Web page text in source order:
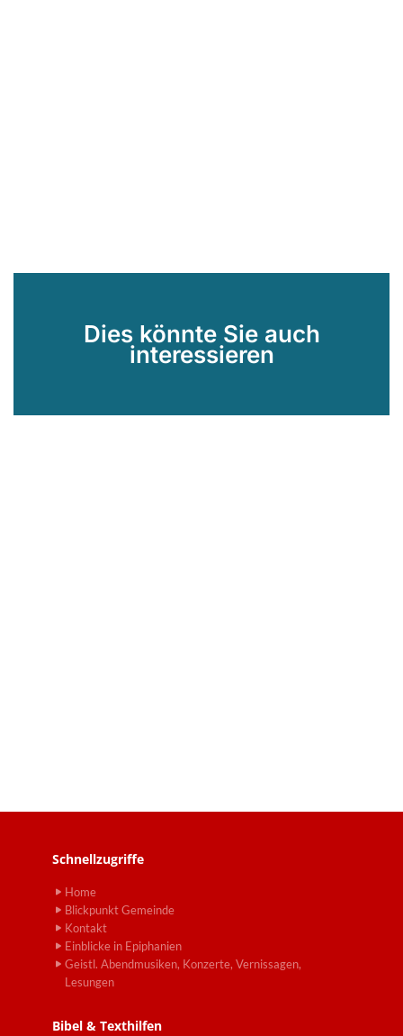
Dies könnte Sie auch
interessieren
Schnellzugriffe
Home
Blickpunkt Gemeinde
Kontakt
Einblicke in Epiphanien
Geistl. Abendmusiken, Konzerte, Vernissagen,
Lesungen
Bibel & Texthilfen